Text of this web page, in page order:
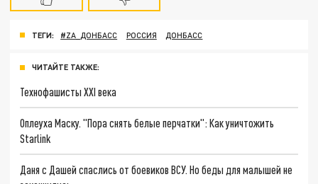
ТЕГИ: #ZA_ДОНБАСС РОССИЯ ДОНБАСС
ЧИТАЙТЕ ТАКЖЕ:
Технофашисты XXI века
Оплеуха Маску. "Пора снять белые перчатки": Как уничтожить
Starlink
Даня с Дашей спаслись от боевиков ВСУ. Но беды для малышей не